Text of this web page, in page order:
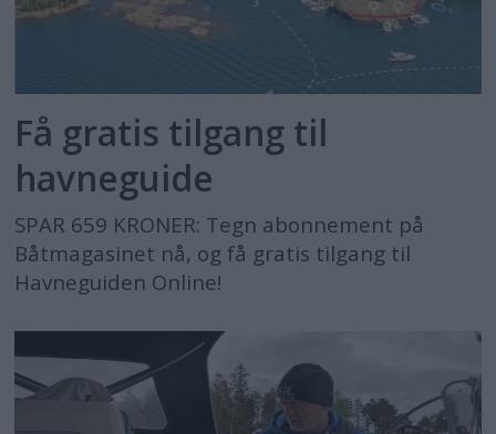
Få gratis tilgang til
havneguide
SPAR 659 KRONER: Tegn abonnement på
Båtmagasinet nå, og få gratis tilgang til
Havneguiden Online!